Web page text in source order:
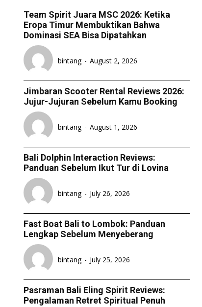
Team Spirit Juara MSC 2026: Ketika
Eropa Timur Membuktikan Bahwa
Dominasi SEA Bisa Dipatahkan
bintang - August 2, 2026
Jimbaran Scooter Rental Reviews 2026:
Jujur-Jujuran Sebelum Kamu Booking
bintang - August 1, 2026
Bali Dolphin Interaction Reviews:
Panduan Sebelum Ikut Tur di Lovina
bintang - July 26, 2026
Fast Boat Bali to Lombok: Panduan
Lengkap Sebelum Menyeberang
bintang - July 25, 2026
Pasraman Bali Eling Spirit Reviews:
Pengalaman Retret Spiritual Penuh